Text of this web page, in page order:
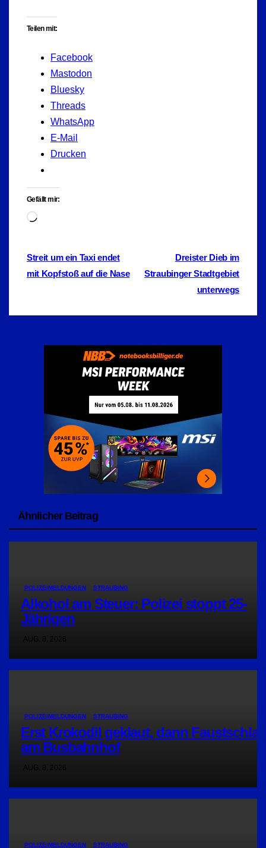
Teilen mit:
Facebook
Mastodon
Bluesky
Threads
WhatsApp
E-Mail
Drucken
Gefällt mir:
Wird
BeitragsnavigationDreister Dieb im
Straubinger Stadtgebiet
unterwegs
Streit um ein Taxi endet
mit Kopfstoß auf die Nase
Ähnlicher Beitrag
POLIZEIMELDUNGEN STRAUBING
Alkohol am Steuer: Polizei stoppt 25-
Jährigen
POLIZEIMELDUNGEN STRAUBING
Erst Krokodil geklaut, dann
am Busbahnhof
POLIZEIMELDUNGEN STRAUBING